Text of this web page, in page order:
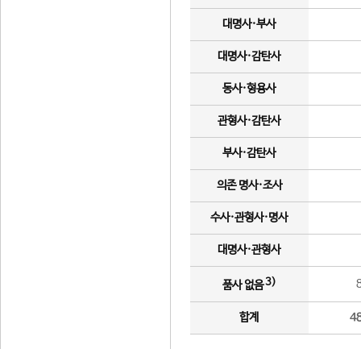
대명사·부사
대명사·감탄사
동사·형용사
관형사·감탄사
부사·감탄사
의존 명사·조사
수사·관형사·명사
대명사·관형사
품사 없음3)
합계